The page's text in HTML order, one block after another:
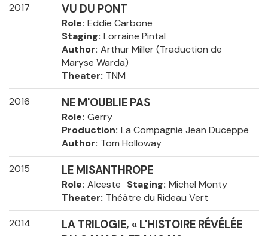
2017 VU DU PONT
Role Eddie Carbone
Staging Lorraine Pintal
Author Arthur Miller (Traduction de
Maryse Warda)
Theater TNM
2016 NE M'OUBLIE PAS
Role Gerry
Production La Compagnie Jean Duceppe
Author Tom Holloway
2015 LE MISANTHROPE
Role Alceste Staging Michel Monty
Theater Théâtre du Rideau Vert
2014
LA TRILOGIE, « L'HISTOIRE RÉVÉLÉE